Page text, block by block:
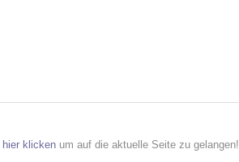
hier klicken um auf die aktuelle Seite zu gelangen!